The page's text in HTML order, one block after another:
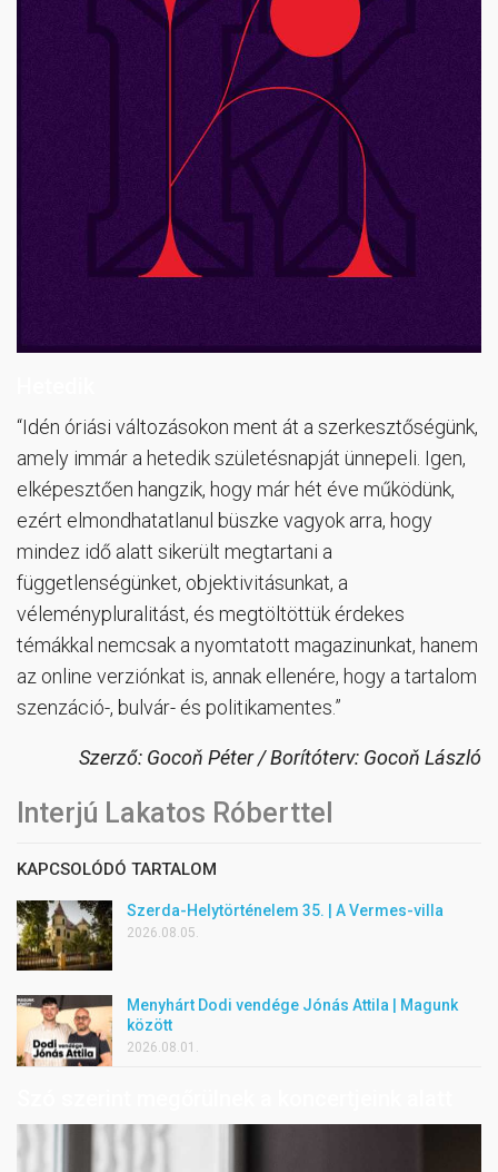
“Idén óriási változásokon ment át a szerkesztőségünk,
amely immár a hetedik születésnapját ünnepeli. Igen,
elképesztően hangzik, hogy már hét éve működünk,
ezért elmondhatatlanul büszke vagyok arra, hogy
mindez idő alatt sikerült megtartani a
függetlenségünket, objektivitásunkat, a
véleménypluralitást, és megtöltöttük érdekes
témákkal nemcsak a nyomtatott magazinunkat, hanem
az online verziónkat is, annak ellenére, hogy a tartalom
szenzáció-, bulvár- és politikamentes.”
Szerző: Gocoň Péter / Borítóterv: Gocoň László
Interjú Lakatos Róberttel
KAPCSOLÓDÓ TARTALOM
Szerda-Helytörténelem 35. | A Vermes-villa
2026.08.05.
Menyhárt Dodi vendége Jónás Attila | Magunk
között
2026.08.01.